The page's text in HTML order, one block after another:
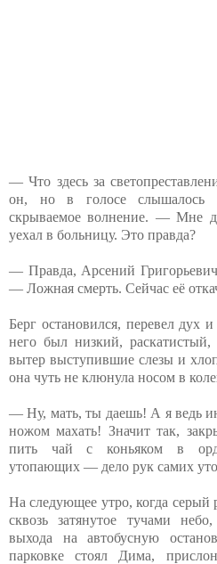
— Что здесь за
он, но в голосе слышалось
скрываемое волнение. — Мне
уехал в больницу. Это правда?
— Правда, Арсений
— Ложная смерть. Сейчас её
Берг остановился, перевел дух
него был низкий,
вытер выступившие слезы и
она чуть не клюнула носом в
— Ну, мать, ты даешь! А я ведь
ножом махать! Значит так,
пить чай с коньяком в
утопающих — дело рук самих
На следующее утро, когда серый
сквозь затянутое тучами
выхода на автобусную
парковке стоял Дима,